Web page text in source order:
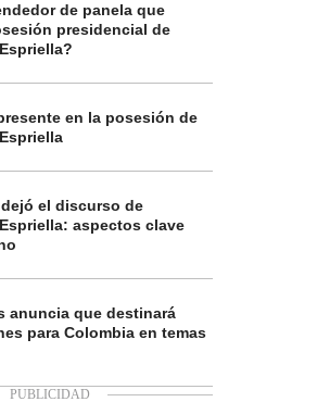
de panela que
presidencial de
en la posesión de
el discurso de
aspectos clave
anuncia que destinará
para Colombia en temas